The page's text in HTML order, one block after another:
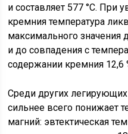
и составляет 577 °С. При
кремния температура
максимального значения
и до совпадения с
содержании кремния 12,6
Среди других
сильнее всего понижает
магний: эвтектическая